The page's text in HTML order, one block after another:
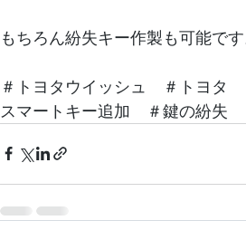
もちろん紛失キー作製も可能です
＃トヨタウイッシュ　＃トヨタ
スマートキー追加　＃鍵の紛失